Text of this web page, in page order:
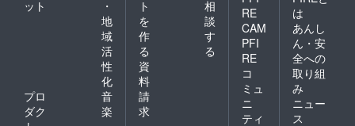
ット
・
地
域
活
性
化
プロ
ダク
音
楽
ト
を
作
る
相
談
す
る
資
料
請
求
RE
CAM
PFI
RE
コ
ミュ
ニ
ティ
は
あんし
ん・安
全への
取り組
み
ニュー
ス